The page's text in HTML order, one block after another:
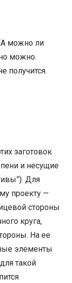
можно ли
можно.
получится.
заготовок
и несущие
Для
проекту —
стороны
круга,
На ее
элементы
такой